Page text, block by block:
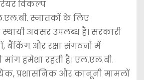
विकल्प
स्नातकों के लिए
अवसर उपलब्ध हैं। सरकारी
बैंकिंग और रक्षा संगठनों में
हमेशा रहती है। एल.एल.बी.
प्रशासनिक और कानूनी मामलों